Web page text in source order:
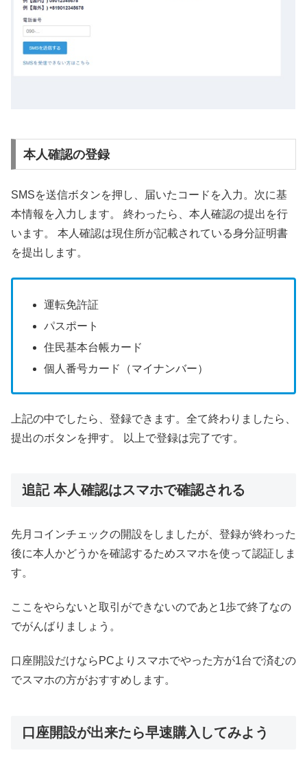
本人確認の登録
SMSを送信ボタンを押し、届いたコードを入力。次に基
本情報を入力します。 終わったら、本人確認の提出を行
います。 本人確認は現住所が記載されている身分証明書
を提出します。
運転免許証
パスポート
住民基本台帳カード
個人番号カード（マイナンバー）
上記の中でしたら、登録できます。全て終わりましたら、
提出のボタンを押す。 以上で登録は完了です。
追記 本人確認はスマホで確認される
先月コインチェックの開設をしましたが、登録が終わった
後に本人かどうかを確認するためスマホを使って認証しま
す。
ここをやらないと取引ができないのであと1歩で終了なの
でがんばりましょう。
口座開設だけならPCよりスマホでやった方が1台で済むの
でスマホの方がおすすめします。
口座開設が出来たら早速購入してみよう